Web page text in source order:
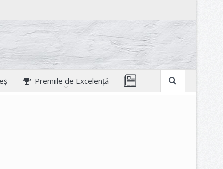
Premiile de Excelență